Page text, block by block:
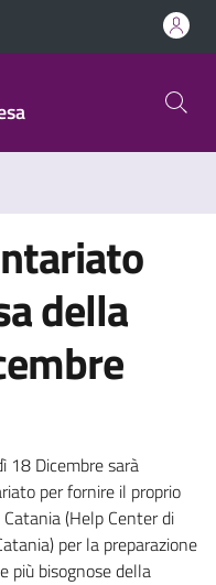
della
18 Dicembre sarà
per fornire il proprio
(Help Center di
per la preparazione
più bisognose della